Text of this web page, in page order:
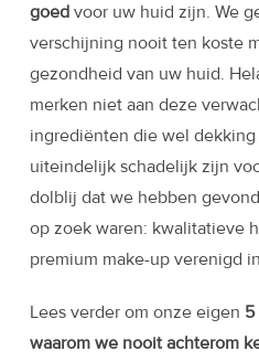
goed voor uw huid zijn. We
verschijning nooit ten koste
gezondheid van uw huid.
merken niet aan deze
ingrediënten die wel
uiteindelijk schadelijk zijn
dolblij dat we hebben
op zoek waren: kwalitatieve
premium make-up verenigd in
Lees verder om onze eigen
waarom we nooit achterom